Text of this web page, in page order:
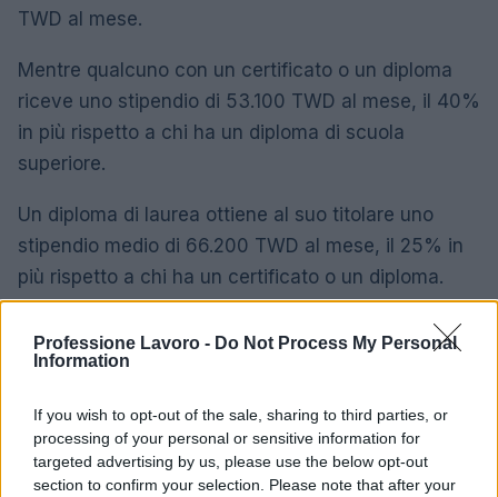
Professione Lavoro - Do Not Process My Personal
Information
If you wish to opt-out of the sale, sharing to third parties, or
processing of your personal or sensitive information for
targeted advertising by us, please use the below opt-out
section to confirm your selection. Please note that after your
TWD al mese.
Mentre qualcuno con un certificato o un diploma
riceve uno stipendio di 53.100 TWD al mese, il 40%
in più rispetto a chi ha un diploma di scuola
superiore.
Un diploma di laurea ottiene al suo titolare uno
stipendio medio di 66.200 TWD al mese, il 25% in
più rispetto a chi ha un certificato o un diploma.
Differenza salariale media meccanica per
livello di istruzione a Taiwan
Scuola superiore
38.000
TWD
Certificato o Diploma + 40% 53.100 TWD